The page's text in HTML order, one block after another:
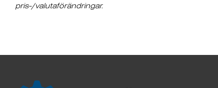
pris-/valutaförändringar.